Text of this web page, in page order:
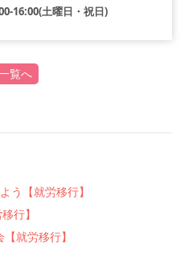
16:00(土曜日・祝日)
覧へ
う【就労移行】
行】
就労移行】